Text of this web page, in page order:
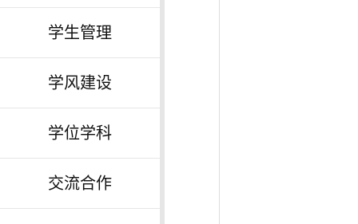
学生管理
学风建设
学位学科
交流合作